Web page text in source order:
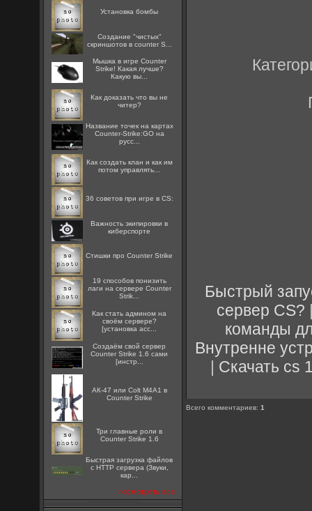
Установка бомбы
Создание "чистых"
скриншотов в counter S...
Мышка в игре Counter
Strike! Какая лучше?
Какую вы...
Как доказать что вы не
читер?
Название точек на картах
Counter-Strike:GO на
русс...
Как создать клан и как им
потом управлять...
36 советов при игре в CS:
Важность экипировки в
киберспорте
Стишки про Counter Strike
19 способов понизить
лаги на сервере Counter
Strik...
Как стать админом на
своём сервере?
[установка acc...
Создаём свой сервер
Counter Strike 1.6 сами
[инстр...
АК-47 или Colt M4A1 в
Counter Strike
Три главные роли в
Counter Strike 1.6
Быстрая загрузка файлов
с HTTP сервера (Звуки,
кар...
посмотреть все
Быстрый
сервер CS?
команды
Внутренне
| Скачать cs
Всего комментариев:1